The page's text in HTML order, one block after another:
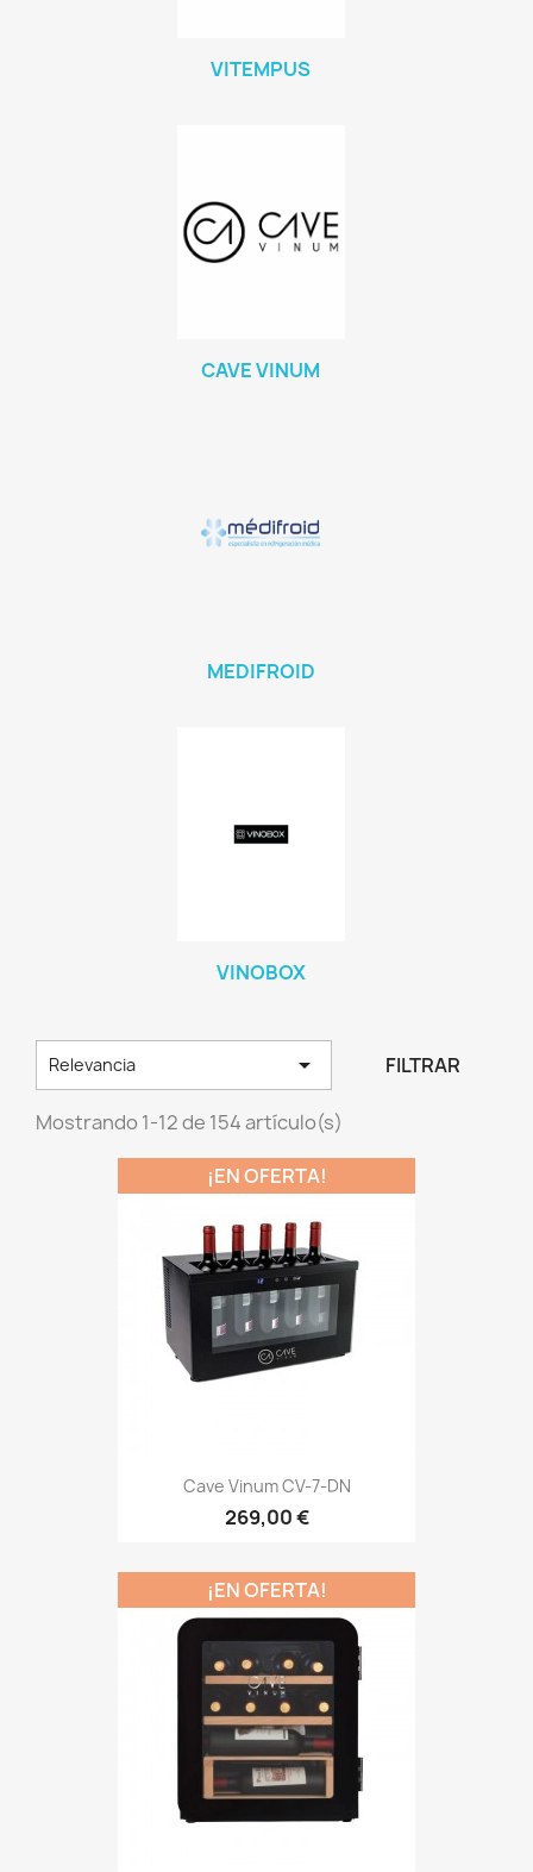
VITEMPUS
CAVE VINUM
MEDIFROID
VINOBOX
Relevancia  FILTRAR
Mostrando 1-12 de 154 artículo(s)
Cave Vinum CV-7-DN
269,00 €
¡EN OFERTA!
¡EN OFERTA!